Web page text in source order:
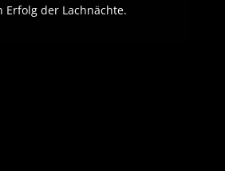
der Lachnächte.